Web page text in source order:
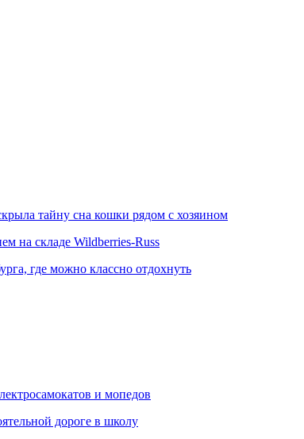
тайну сна кошки рядом с хозяином
на складе Wildberries-Russ
где можно классно отдохнуть
и мопедов
дороге в школу